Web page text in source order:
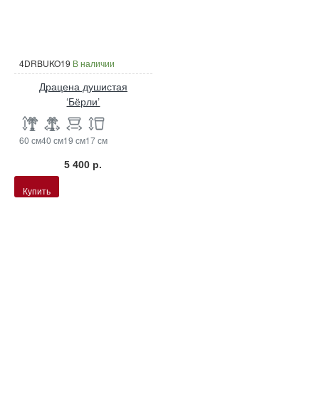
4DRBUKO19 В наличии
Драцена душистая
‘Бёрли’
60 см40 см19 см17 см
5 400 р.
Купить